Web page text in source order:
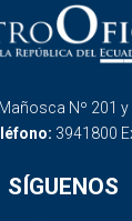
Mañosca Nº 201 y
3941800
SÍGUENOS